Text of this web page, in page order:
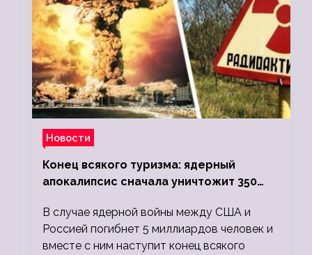
Новости
Конец всякого туризма: ядерный
апокалипсис сначала уничтожит 350
людей
В случае ядерной войны между США и
Россией погибнет 5 миллиардов человек и
вместе с ним наступит конец всякого